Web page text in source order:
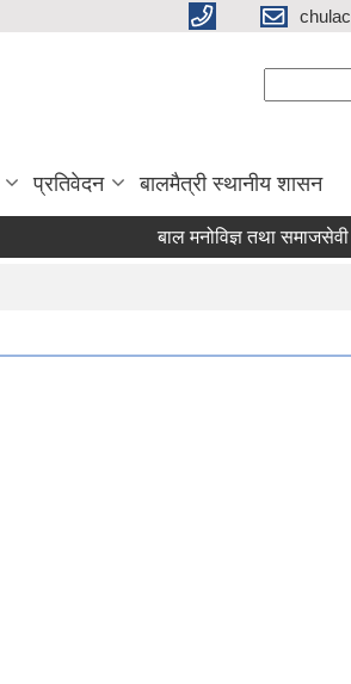
प्रतिवेदन बालमैत्री स्थानीय शासन
बाल मनोविज्ञ तथा समाजसेवी